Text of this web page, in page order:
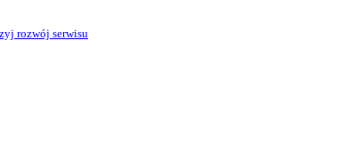
rozwój serwisu